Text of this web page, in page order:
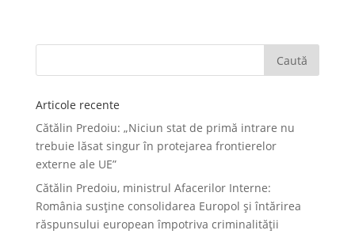
Articole recente
Cătălin Predoiu: „Niciun stat de primă intrare nu
trebuie lăsat singur în protejarea frontierelor
externe ale UE”
Cătălin Predoiu, ministrul Afacerilor Interne:
România susține consolidarea Europol și întărirea
răspunsului european împotriva criminalității